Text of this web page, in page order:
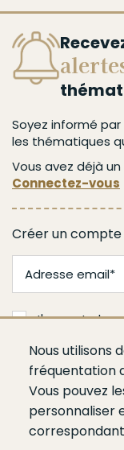
Nous utilisons
fréquentation
Vous pouvez
personnaliser
Soyez informé
les thématiques
Vous avez déjà
Connectez-vous
Créer un compte
J'accepte les
Valider